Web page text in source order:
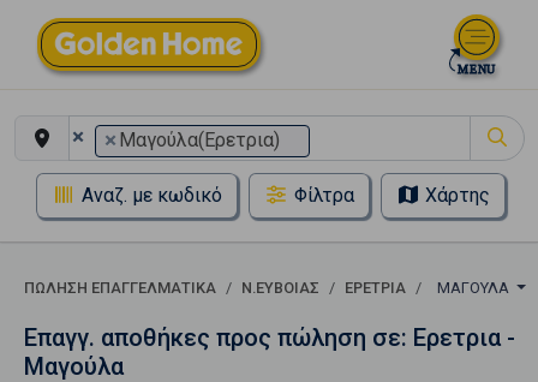
× × Μαγούλα(Ερετρια)
Αναζ. με κωδικό Φίλτρα Χάρτης
ΠΏΛΗΣΗ ΕΠΑΓΓΕΛΜΑΤΙΚΆ Ν.ΕΥΒΟΙΑΣ ΕΡΕΤΡΙΑ ΜΑΓΟΎΛΑ
Επαγγ. αποθήκες προς πώληση σε: Ερετρια -
Μαγούλα